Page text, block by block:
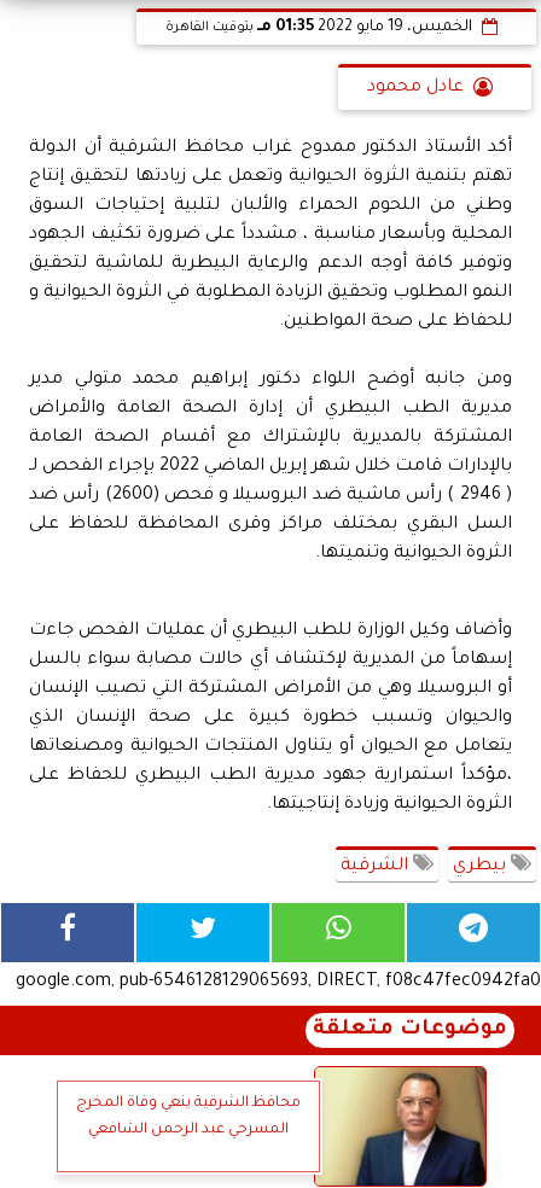
الخميس، 19 مايو 2022 01:35 مـ بتوقيت القاهرة
عادل محمود
أكد الأستاذ الدكتور ممدوح غراب محافظ الشرقية أن الدولة
تهتم بتنمية الثروة الحيوانية وتعمل على زيادتها لتحقيق إنتاج
وطني من اللحوم الحمراء والألبان لتلبية إحتياجات السوق
المحلية وبأسعار مناسبة ، مشدداً على ضرورة تكثيف الجهود
وتوفير كافة أوجه الدعم والرعاية البيطرية للماشية لتحقيق
النمو المطلوب وتحقيق الزيادة المطلوبة في الثروة الحيوانية و
للحفاظ على صحة المواطنين.
ومن جانبه أوضح اللواء دكتور إبراهيم محمد متولي مدير
مديرية الطب البيطري أن إدارة الصحة العامة والأمراض
المشتركة بالمديرية بالإشتراك مع أقسام الصحة العامة
بالإدارات قامت خلال شهر إبريل الماضي 2022 بإجراء الفحص لـ
( 2946 ) رأس ماشية ضد البروسيلا و فحص (2600) رأس ضد
السل البقري بمختلف مراكز وقرى المحافظة للحفاظ على
الثروة الحيوانية وتنميتها.
وأضاف وكيل الوزارة للطب البيطري أن عمليات الفحص جاءت
إسهاماً من المديرية لإكتشاف أي حالات مصابة سواء بالسل
أو البروسيلا وهي من الأمراض المشتركة التي تصيب الإنسان
والحيوان وتسبب خطورة كبيرة على صحة الإنسان الذي
يتعامل مع الحيوان أو يتناول المنتجات الحيوانية ومصنعاتها
،مؤكداً استمرارية جهود مديرية الطب البيطري للحفاظ على
الثروة الحيوانية وزيادة إنتاجيتها.
بيطري الشرقية
google.com, pub-6546128129065693, DIRECT, f08c47fec0942fa0
موضوعات متعلقة
محافظ الشرقية ينعي وفاة المخرج
المسرحي عبد الرحمن الشافعي